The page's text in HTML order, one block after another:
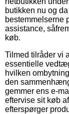
butikken nu og
bestemmelserne
assistance,
køb.
Tilmed tilråder vi
essentielle
hvilken
den
gemmer ens e-
eftervise sit køb
efterspørger